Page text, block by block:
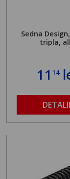
Sedna
tripla,
11 14
DETALII